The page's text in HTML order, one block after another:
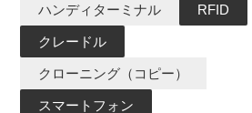
ハンディターミナル RFID
クレードル
クローニング（コピー）
スマートフォン